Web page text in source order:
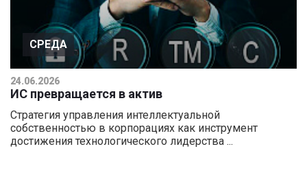
СРЕДА
24.06.2026
ИС превращается в актив
Стратегия управления интеллектуальной
собственностью в корпорациях как инструмент
достижения технологического лидерства ...